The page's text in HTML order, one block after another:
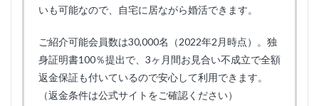
いも可能なので、自宅に居ながら婚活できます。
ご紹介可能会員数は30,000名（2022年2月時点）。独
身証明書100％提出で、3ヶ月間お見合い不成立で全額
返金保証も付いているので安心して利用できます。
（返金条件は公式サイトをご確認ください）